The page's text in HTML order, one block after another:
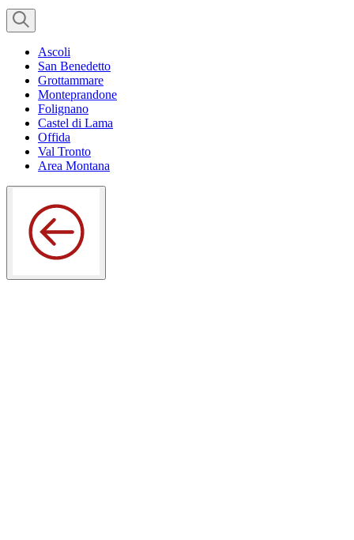
Ascoli
San Benedetto
Grottammare
Monteprandone
Folignano
Castel di Lama
Offida
Val Tronto
Area Montana